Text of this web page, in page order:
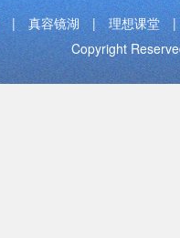
| 真容镜湖 | 理想课堂 |
Copyright